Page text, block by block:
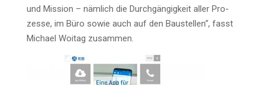
und Mis­si­on – näm­lich die Durch­gän­gig­keit aller Pro­
zes­se, im Büro sowie auch auf den Bau­stel­len“, fasst
Micha­el Woitag zusammen.